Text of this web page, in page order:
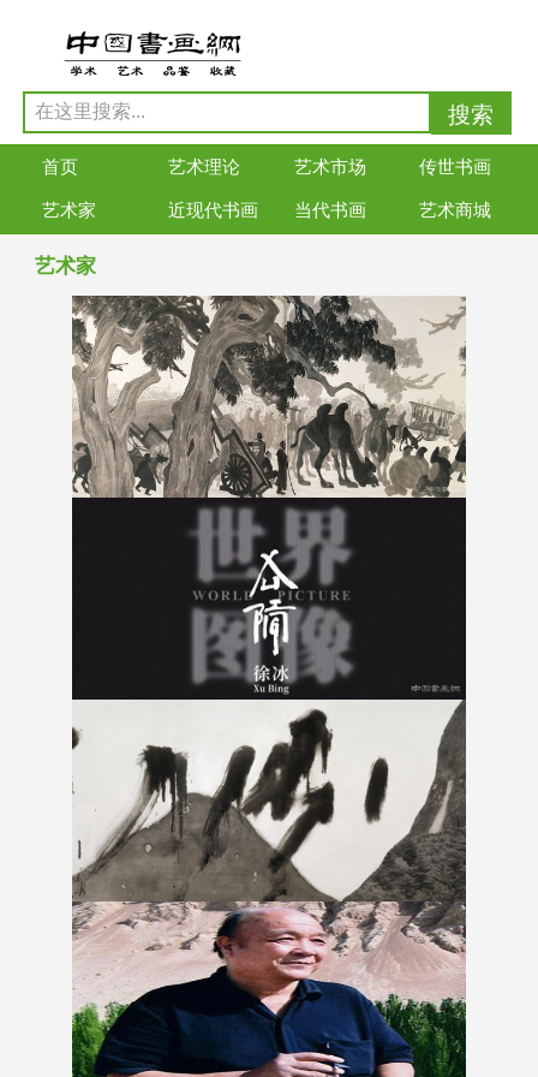
首页 艺术理论 艺术市场 传世书画
艺术家 近现代书画 当代书画 艺术商城
艺术家